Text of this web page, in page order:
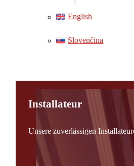
English
Slovenčina
Installateur
Unsere zuverlässigen